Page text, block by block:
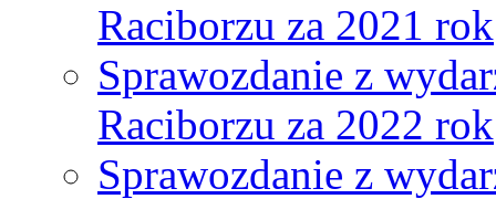
Raciborzu za 2021 rok
Sprawozdanie z
Raciborzu za 2022 rok
Sprawozdanie z